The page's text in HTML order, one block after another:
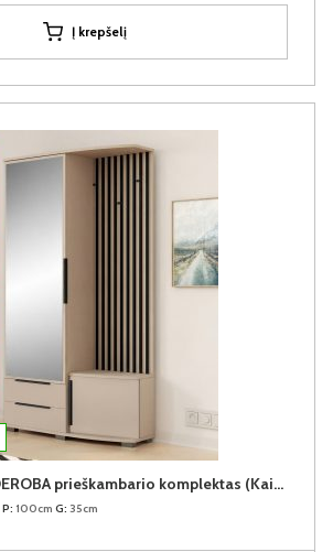
Į krepšelį
TORINO-II GARDEROBA prieškambario komplektas (Kairinis)
P: 100cm G: 35cm